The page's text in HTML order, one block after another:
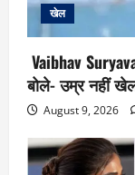
खेल
Vaibhav
बोले- उम्र नहीं
August 9, 2026